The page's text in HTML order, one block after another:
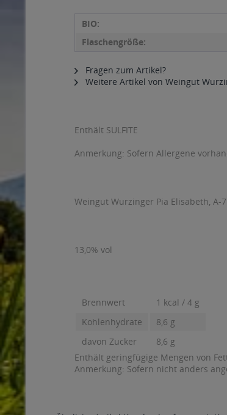
BIO:
Flaschengröße:
Fragen zum Artikel?
Weitere Artikel von Weingut
Enthält SULFITE
Anmerkung: Sofern Allergene
Weingut Wurzinger Pia Elisabeth, A-
13,0% vol
Brennwert
1 kcal / 4 g
Kohlenhydrate
8,6 g
davon Zucker
8,6 g
Enthält geringfügige Mengen von
Anmerkung: Sofern nicht anders